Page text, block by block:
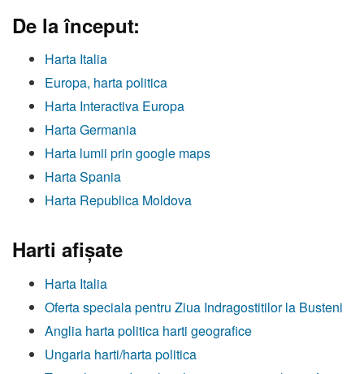
De la început:
Harta Italia
Europa, harta politica
Harta Interactiva Europa
Harta Germania
Harta lumii prin google maps
Harta Spania
Harta Republica Moldova
Harti afişate
Harta Italia
Oferta speciala pentru Ziua Indragostitilor la Busteni
Anglia harta politica harti geografice
Ungaria harti/harta politica